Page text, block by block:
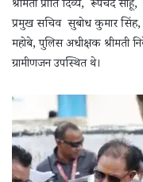
श्रीमती प्रीति दिव्य, रूपचंद
प्रमुख सचिव सुबोध कुमार
महोबे, पुलिस अधीक्षक श्रीमती
ग्रामीणजन उपस्थित थे।